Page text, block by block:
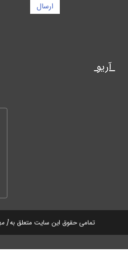
ارسال
تمامی حقوق این سایت متعلق به[
آریو